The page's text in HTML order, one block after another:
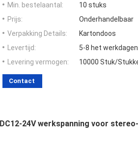
Min. bestelaantal:
10 stuks
Prijs:
Onderhandelbaar
Verpakking Details:
Kartondoos
Levertijd:
5-8 het werkdagen
Levering vermogen:
10000 Stuk/
Contact
24V werkspanning voor